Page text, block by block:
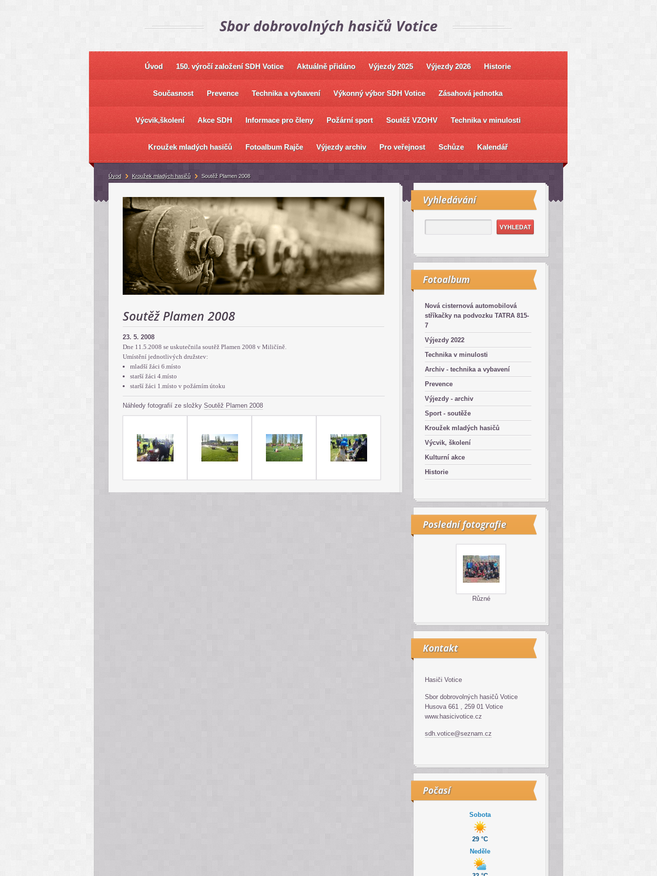
Sbor dobrovolných hasičů Votice
Úvod 150. výročí založení SDH Votice Aktuálně přidáno Výjezdy 2025 Výjezdy 2026 Historie
Současnost Prevence Technika a vybavení Výkonný výbor SDH Votice Zásahová jednotka
Výcvik,školení Akce SDH Informace pro členy Požární sport Soutěž VZOHV Technika v minulosti
Kroužek mladých hasičů Fotoalbum Rajče Výjezdy archiv Pro veřejnost Schůze Kalendář
Soutěž Plamen 2008
23. 5. 2008
Dne 11.5.2008 se uskutečnila soutěž Plamen 2008 v Miličíně.
Umístění jednotlivých družstev:
mladší žáci 6.místo
starší žáci 4.místo
starší žáci 1.místo v požárním útoku
Náhledy fotografií ze složky Soutěž Plamen 2008
Vyhledávání
Fotoalbum
Nová cisternová automobilová
stříkačky na podvozku TATRA 815-
7
Výjezdy 2022
Technika v minulosti
Archiv - technika a vybavení
Prevence
Výjezdy - archiv
Sport - soutěže
Kroužek mladých hasičů
Výcvik, školení
Kulturní akce
Historie
Poslední fotografie
Různé
Kontakt
Hasiči Votice
Sbor dobrovolných hasičů Votice
Husova 661 , 259 01 Votice
www.hasicivotice.cz
sdh.votice@seznam.cz
Počasí
Sobota
29 °C
Neděle
Úvod Kroužek mladých hasičů Soutěž Plamen 2008